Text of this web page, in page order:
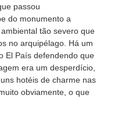
passou
do monumento a
tão severo que
no arquipélago. Há um
El País defendendo que
era um desperdício,
hotéis de charme nas
obviamente, o que